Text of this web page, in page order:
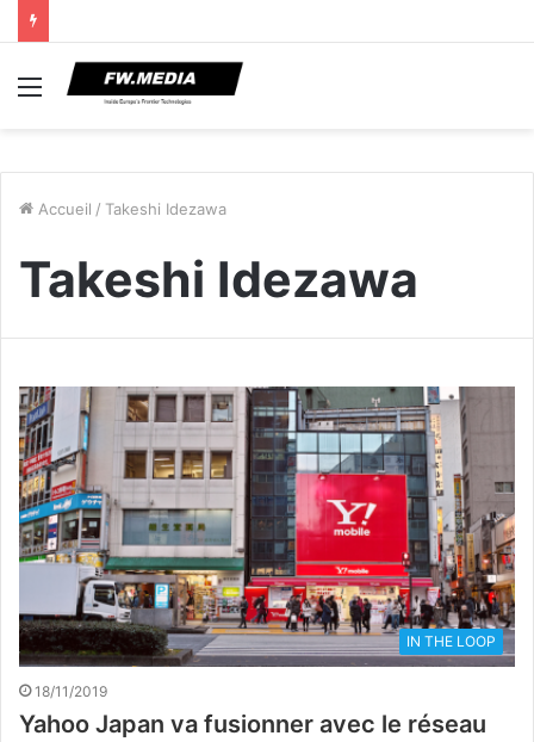
Menu
Accueil / Takeshi Idezawa
Takeshi Idezawa
IN THE LOOP
18/11/2019
Yahoo Japan va fusionner avec le réseau